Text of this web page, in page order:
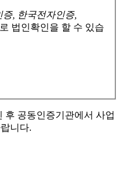
, 한국전자인증,
법인확인을 할 수 있습
후 공동인증기관에서 사업
니다.